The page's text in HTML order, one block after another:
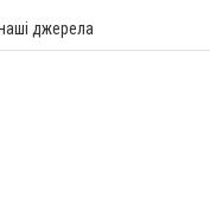
джерела